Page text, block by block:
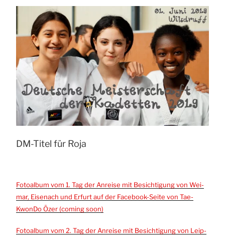
DM-Titel für Roja
Foto­al­bum vom 1. Tag der Anrei­se mit Besich­ti­gung von Wei­
mar, Eisen­ach und Erfurt auf der Face­book-Sei­te von Tae­
Kwon­Do Özer (com­ing soon)
Foto­al­bum vom 2. Tag der Anrei­se mit Besich­ti­gung von Leip­